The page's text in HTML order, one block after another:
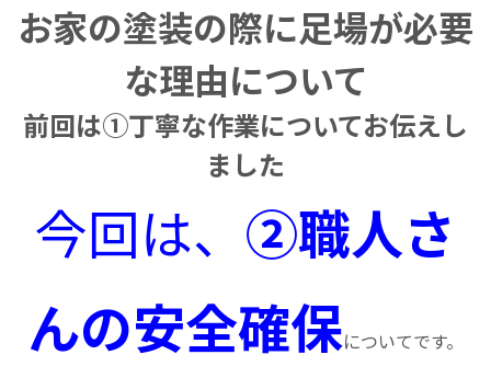
お家の塗装の際に足場が必要
な理由について
前回は①丁寧な作業についてお伝えし
ました
今回は、 ②職人さ
んの安全確保についてです。